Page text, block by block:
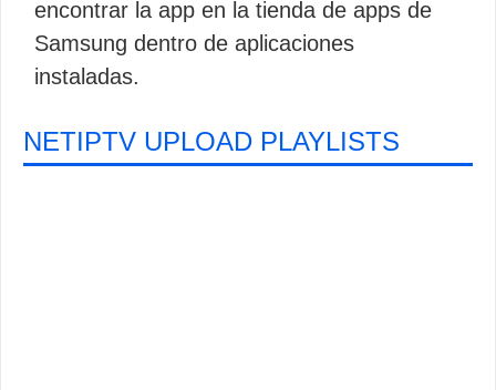
encontrar la app en la tienda de apps de
Samsung dentro de aplicaciones
instaladas.
NETIPTV UPLOAD PLAYLISTS